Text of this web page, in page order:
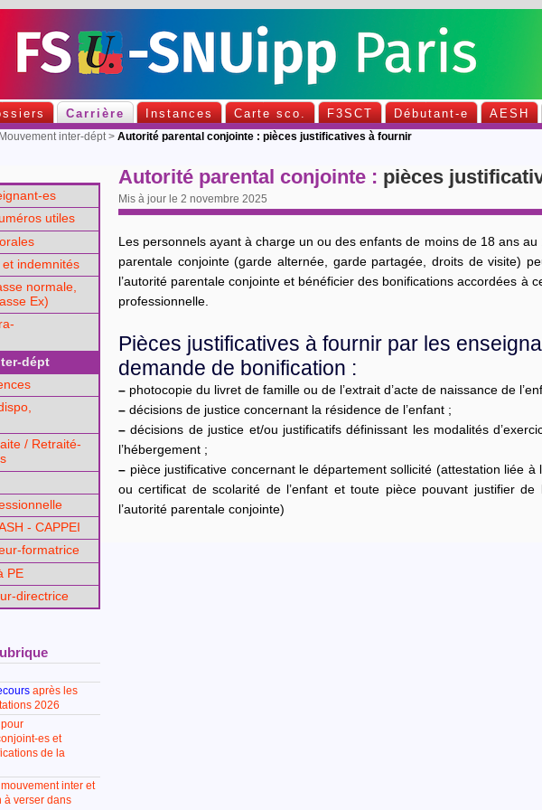
Carrière Instances Carte sco. F3SCT Débutant-e AESH
Mouvement inter-dépt>Autorité parental conjointe : pièces justificatives à fournir
es
utiles
indemnités
normale,
Ex)
dépt
/ Retraité-
- CAPPEI
formatrice
PE
directrice
après les
2026
es et
de la
inter et
à verser dans
Autorité parental conjointe : pièces
Mis à jour le 2 novembre 2025
Les personnels ayant à charge un ou des enfants de moins de 18 ans
parentale conjointe (garde alternée, garde partagée, droits de visite)
l’autorité parentale conjointe et bénéficier des bonifications accordées à
professionnelle.
Pièces justificatives à fournir par les
demande de bonification :
– photocopie du livret de famille ou de l’extrait d’acte de naissance de
– décisions de justice concernant la résidence de l’enfant ;
– décisions de justice et/ou justificatifs définissant les modalités
l’hébergement ;
– pièce justificative concernant le département sollicité (attestation liée à
ou certificat de scolarité de l’enfant et toute pièce pouvant justifier de
l’autorité parentale conjointe)